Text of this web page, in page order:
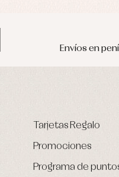
Envíos en
Tarjetas Regalo
Promociones
Programa de